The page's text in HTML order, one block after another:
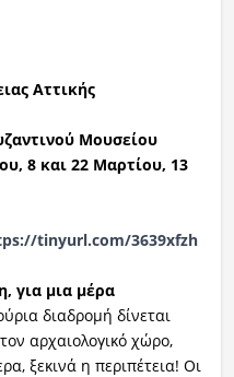
Αττικής
Μουσείου
8 και 22 Μαρτίου, 13
tinyurl.com/3639xfzh
για μια μέρα
διαδρομή δίνεται
αρχαιολογικό χώρο,
ξεκινά η περιπέτεια! Οι